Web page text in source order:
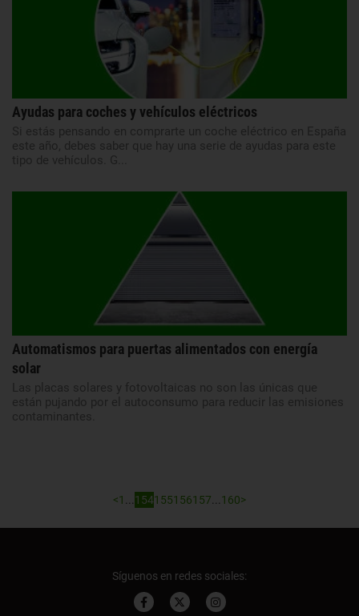
Ayudas para coches y vehículos eléctricos
Si estás pensando en comprarte un coche eléctrico en España
este año, debes saber que hay una serie de ayudas para este
tipo de vehículos. G...
Automatismos para puertas alimentados con energía
solar
Las placas solares y fotovoltaicas no son las únicas que
están pujando por el autoconsumo para reducir las emisiones
contaminantes.
<1 154155156157 160>
Síguenos en redes sociales: